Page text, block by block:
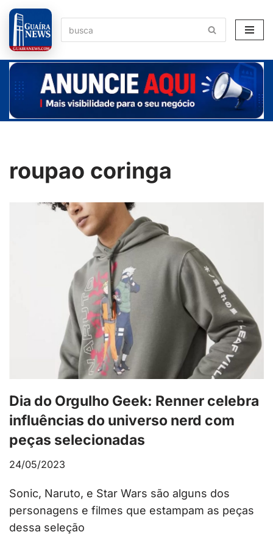
Pular
para
o
conteúdo
roupao coringa
Dia do Orgulho Geek: Renner celebra
influências do universo nerd com
peças selecionadas
24/05/2023
Sonic, Naruto, e Star Wars são alguns dos
personagens e filmes que estampam as peças
dessa seleção